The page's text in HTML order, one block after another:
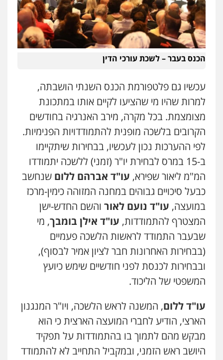
הכנס בעבר – לשכת עורכי הדין
עכשיו גם פלטפורמת הכנס השנתי הושבתה,
למרות שהיו מי שהציעו לקיים אותו במתכונת
מצומצמת. בכל מקרה, מירב האנרגיה בחודשים
הקרובים בלשכה מופנית להתמודדויות הפנימיות.
לפי ההערכות נכון לעכשיו, בבחירות שיתקיימו
ב-15 במרס לבחירת יו"ר (זמני) ללשכה יתמודדו
המ"מ ליאור שפירא, עו"ד אברהם ללום שנחשב
כבעל סיכויים גבוהים במחנה המזוהה כימין-מרכז
במועצה, עו"ד נועם לאור והשם החדש-ישן
המצטרף להתמודדות, עו"ד אילן בומבך, מי
שבעבר התמודד לראשות הלשכה פעמיים
(בבחירות האחרונות חבר לציון אמיר לבסוף),
ובבחירות לכנסת לפני חודשיים שימש כיועץ
המשפטי של הליכוד.
עו"ד ללום, המשנה לראש הלשכה, ויו"ר המנגנון
הארצי, הודיע לחברי המועצה הארצית כי הוא
מבקש מהם לתמוך בו בהתמודדות על תפקיד
היושב ראש הזמני, ובמקביל התחייב לא להתמודד